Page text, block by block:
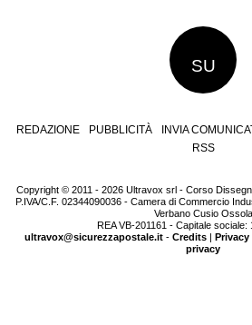
SU
REDAZIONE PUBBLICITÀ INVIA
RSS
Copyright © 2011 - 2026 Ultravox srl - Corso
P.IVA/C.F. 02344090036 - Camera di Commercio
Verbano Cusio Ossola
REA VB-201161 - Capitale sociale:
ultravox@sicurezzapostale.it- Credits|
privacy